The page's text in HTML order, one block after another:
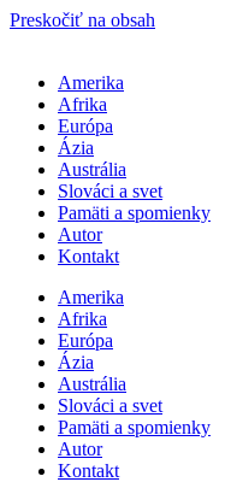
Preskočiť na obsah
Amerika
Afrika
Európa
Ázia
Austrália
Slováci a svet
Pamäti a spomienky
Autor
Kontakt
Amerika
Afrika
Európa
Ázia
Austrália
Slováci a svet
Pamäti a spomienky
Autor
Kontakt